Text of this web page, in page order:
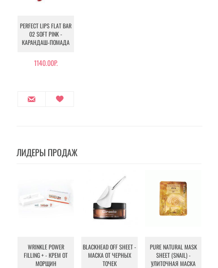
PERFECT LIPS FLAT BAR
02 SOFT PINK -
КАРАНДАШ-ПОМАДА
1140.00Р.
ЛИДЕРЫ ПРОДАЖ
WRINKLE POWER
FILLING + - КРЕМ ОТ
МОРЩИН
BLACKHEAD OFF SHEET -
МАСКА ОТ ЧЕРНЫХ
ТОЧЕК
PURE NATURAL MASK
SHEET (SNAIL) -
УЛИТОЧНАЯ МАСКА